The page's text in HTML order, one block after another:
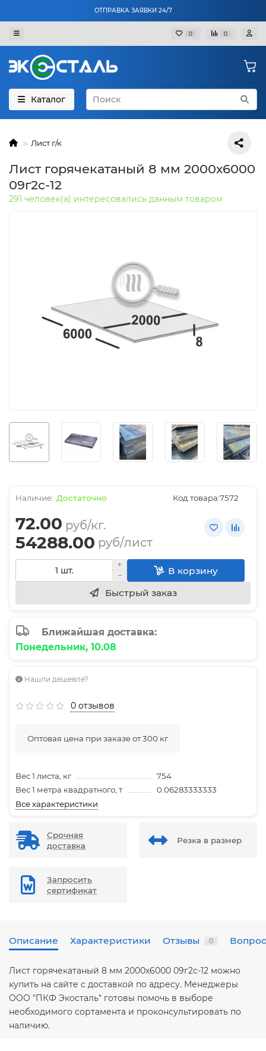
ОТПРАВКА ЗАЯВКИ 24/7
0 0
Каталог
Лист г/к
Лист горячекатаный 8 мм 2000х6000
09г2с-12
291 человек(а) интересовались данным товаром
Достаточно Код товара:7572
72.00 руб/кг.
54288.00 руб/лист
В корзину
Быстрый заказ
Ближайшая доставка:
Понедельник, 10.08
Нашли дешевле?
0 отзывов
Оптовая цена при заказе от 300 кг
Вес 1 листа, кг
754
Вес 1 метра квадратного, т
0.06283333333
Все характеристики
Срочная
доставка
Резка в размер
Запросить
сертификат
Описание Характеристики Отзывы 0
Лист горячекатаный 8 мм 2000х6000 09г2с-12 можно
купить на сайте с доставкой по адресу. Менеджеры
ООО "ПКФ Экосталь" готовы помочь в выборе
необходимого сортамента и проконсультировать по
наличию.